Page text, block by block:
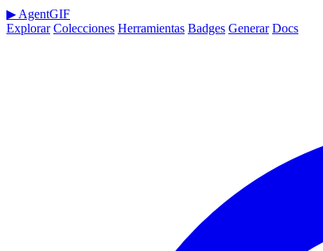
▶ AgentGIF
Explorar Colecciones Herramientas Badges Generar Docs